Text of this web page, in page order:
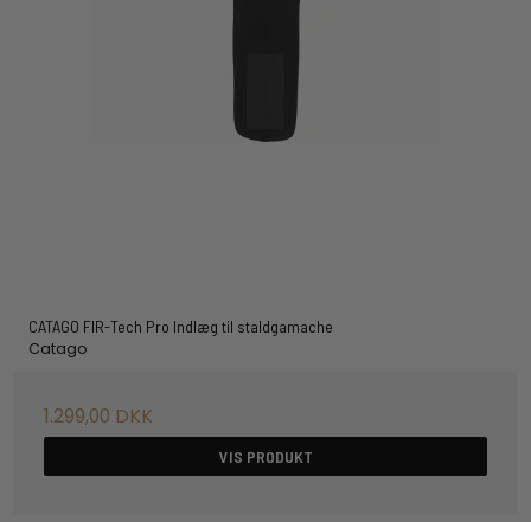
CATAGO FIR-Tech Pro Indlæg til staldgamache
Catago
1.299,00 DKK
VIS PRODUKT